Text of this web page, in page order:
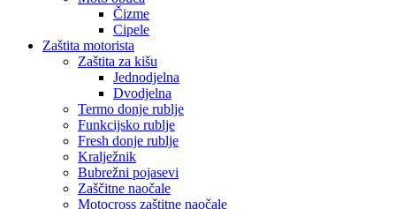
Čizme
Cipele
Zaštita motorista
Zaštita za kišu
Jednodjelna
Dvodjelna
Termo donje rublje
Funkcijsko rublje
Fresh donje rublje
Kralježnik
Bubrežni pojasevi
Zaščitne naočale
Motocross zaštitne naočale